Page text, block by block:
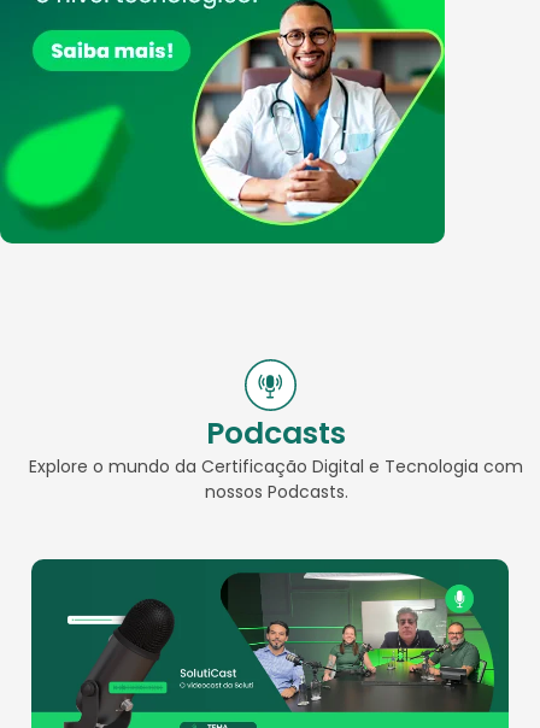
Podcasts
Explore o mundo da Certificação Digital e Tecnologia com
nossos Podcasts.